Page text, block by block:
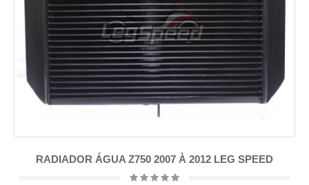
RADIADOR ÁGUA Z750 2007 À 2012 LEG SPEED